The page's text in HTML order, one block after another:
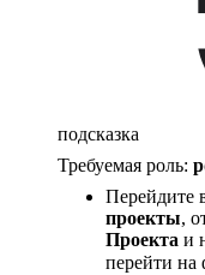
подсказка
Требуемая роль:
Перейдите
проекты,
Проекта и
перейти